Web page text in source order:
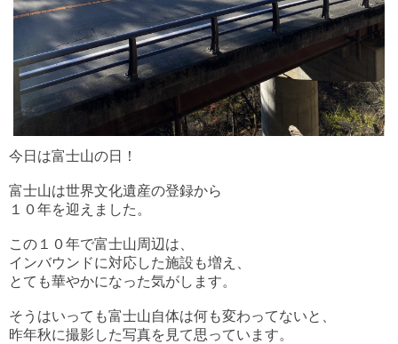
今日は富士山の日！
富士山は世界文化遺産の登録から
１０年を迎えました。
この１０年で富士山周辺は、
インバウンドに対応した施設も増え、
とても華やかになった気がします。
そうはいっても富士山自体は何も変わってないと、
昨年秋に撮影した写真を見て思っています。